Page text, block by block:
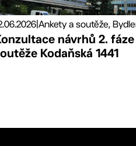
|
návrhů 2. fáze
Kodaňská 1441